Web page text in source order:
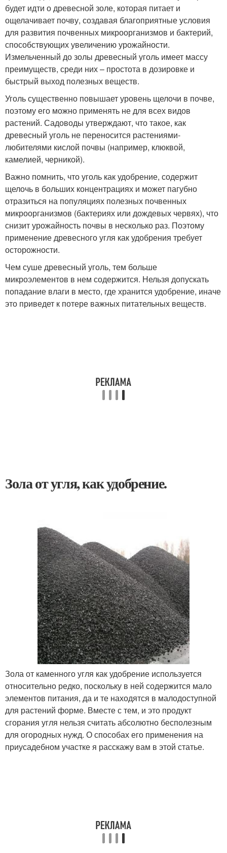
будет идти о древесной золе, которая питает и
ощелачивает почву, создавая благоприятные условия
для развития почвенных микроорганизмов и бактерий,
способствующих увеличению урожайности.
Измельченный до золы древесный уголь имеет массу
преимуществ, среди них – простота в дозировке и
быстрый выход полезных веществ.
Уголь существенно повышает уровень щелочи в почве,
поэтому его можно применять не для всех видов
растений. Садоводы утверждают, что такое, как
древесный уголь не переносится растениями-
любителями кислой почвы (например, клюквой,
камелией, черникой).
Важно помнить, что уголь как удобрение, содержит
щелочь в больших концентрациях и может пагубно
отразиться на популяциях полезных почвенных
микроорганизмов (бактериях или дождевых червях), что
снизит урожайность почвы в несколько раз. Поэтому
применение древесного угля как удобрения требует
осторожности.
Чем суше древесный уголь, тем больше
микроэлементов в нем содержится. Нельзя допускать
попадание влаги в место, где хранится удобрение, иначе
это приведет к потере важных питательных веществ.
Зола от угля, как удобрение.
Зола от каменного угля как удобрение используется
относительно редко, поскольку в ней содержится мало
элементов питания, да и те находятся в малодоступной
для растений форме. Вместе с тем, и это продукт
сгорания угля нельзя считать абсолютно бесполезным
для огородных нужд. О способах его применения на
приусадебном участке я расскажу вам в этой статье.